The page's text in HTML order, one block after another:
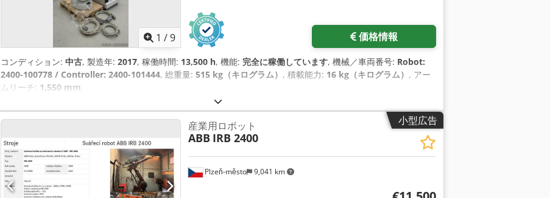
1 /9 価格情報
コンディション: 中古, 製造年: 2017, 稼働時間: 13,500 h, 機能: 完全に稼働しています, 機械／車両番号: Robot:
2400-100778 / Controller: 2400-101444, 総重量: 515 kg（キログラム） , 積載能力: 16 kg（キログラム） , アー
ムリーチ: 1,550 mm,
小型広告
Plzeň-město 9,041 km
産業用ロボット
ABB IRB 2400